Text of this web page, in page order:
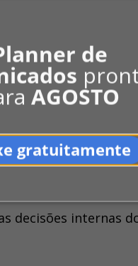
de
AGOSTO
gratuitamente
comodidade
relacionadas
essa realidade,
decisões internas